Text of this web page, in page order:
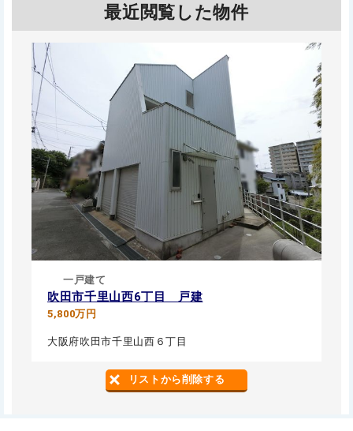
最近閲覧した物件
一戸建て
吹田市千里山西6丁目 戸建
5,800万円
大阪府吹田市千里山西６丁目
リストから削除する